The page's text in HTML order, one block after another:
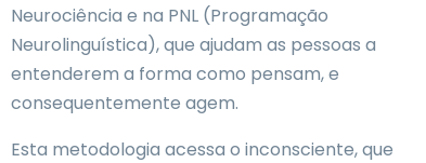
Neurociência e na PNL (Programação
Neurolinguística), que ajudam as pessoas a
entenderem a forma como pensam, e
consequentemente agem.
Esta metodologia acessa o inconsciente, que